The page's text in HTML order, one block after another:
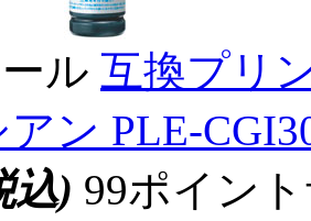
ル 互換プリ
アン PLE-
込) 99ポイン